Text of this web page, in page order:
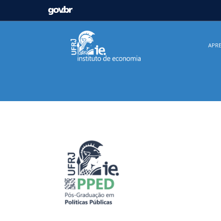
GOVBR
Casa Civil Ministério da Justiça e Segurança
Secretaria de Governo